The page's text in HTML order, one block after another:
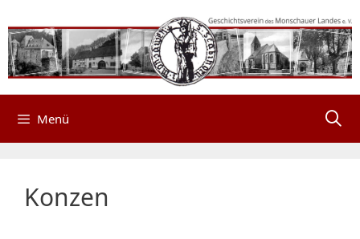
Inhalt
springen
Menü
Konzen